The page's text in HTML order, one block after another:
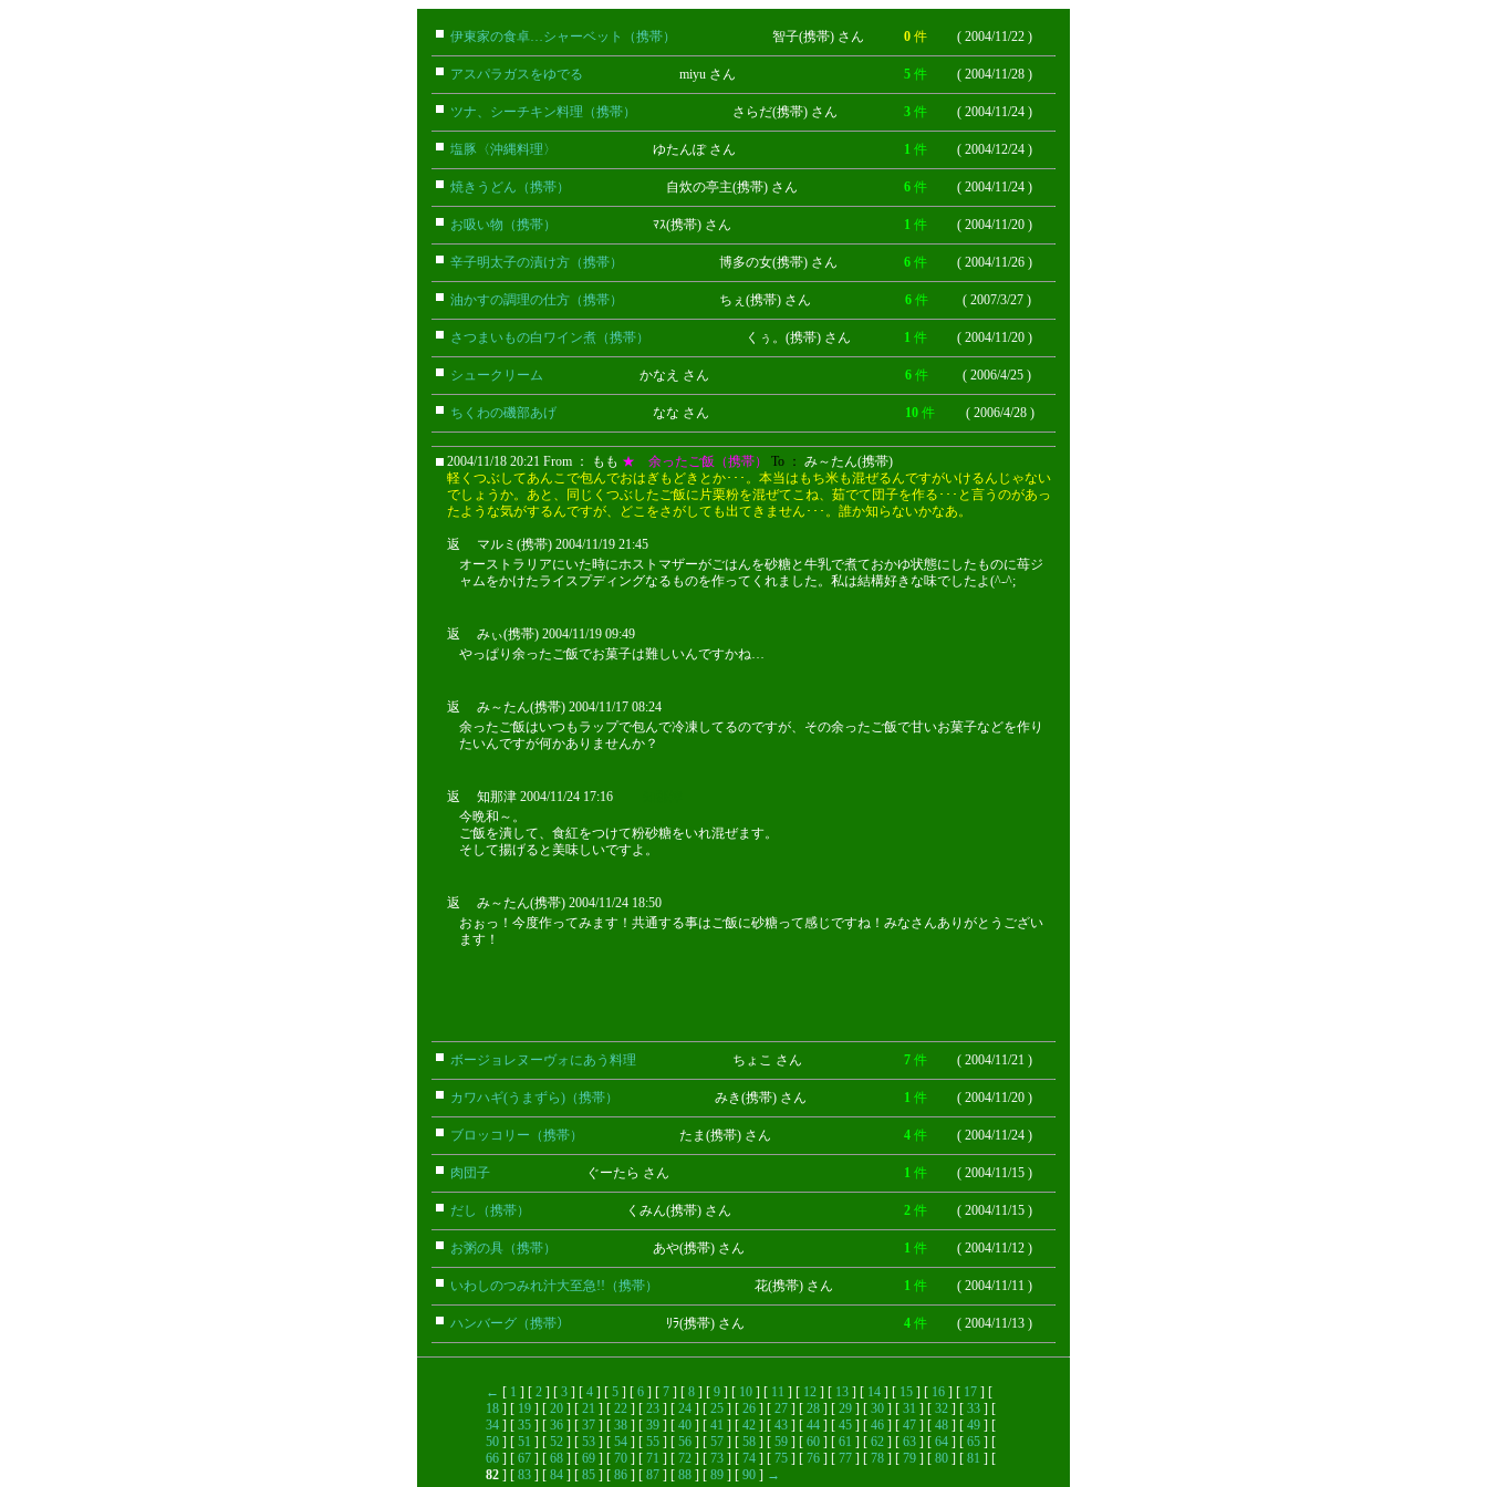
伊東家の食卓…シャーベット（携帯） 智子(携帯) さん 0件 ( 2004/11/22 )
アスパラガスをゆでる miyu さん 5件 ( 2004/11/28 )
ツナ、シーチキン料理（携帯） さらだ(携帯) さん 3件 ( 2004/11/24 )
塩豚〈沖縄料理〉 ゆたんぽ さん 1件 ( 2004/12/24 )
焼きうどん（携帯） 自炊の亭主(携帯) さん 6件 ( 2004/11/24 )
お吸い物（携帯） ﾏｽ(携帯) さん 1件 ( 2004/11/20 )
辛子明太子の漬け方（携帯） 博多の女(携帯) さん 6件 ( 2004/11/26 )
油かすの調理の仕方（携帯） ちぇ(携帯) さん 6 件 ( 2007/3/27 )
さつまいもの白ワイン煮（携帯） くぅ。(携帯) さん 1件 ( 2004/11/20 )
シュークリーム かなえ さん 6 件 ( 2006/4/25 )
ちくわの磯部あげ なな さん 10 件 ( 2006/4/28 )
2004/11/18 20:21 From ： もも ★ 余ったご飯（携帯） To ： み～たん(携帯)
軽くつぶしてあんこで包んでおはぎもどきとか･･･。本当はもち米も混ぜるんですがいけるんじゃない
でしょうか。あと、同じくつぶしたご飯に片栗粉を混ぜてこね、茹でて団子を作る･･･と言うのがあっ
たような気がするんですが、どこをさがしても出てきません･･･。誰か知らないかなあ。
返 マルミ(携帯) 2004/11/19 21:45
オーストラリアにいた時にホストマザーがごはんを砂糖と牛乳で煮ておかゆ状態にしたものに苺ジ
ャムをかけたライスプディングなるものを作ってくれました。私は結構好きな味でしたよ(^-^;
返 みぃ(携帯) 2004/11/19 09:49
やっぱり余ったご飯でお菓子は難しいんですかね…
返 み～たん(携帯) 2004/11/17 08:24
余ったご飯はいつもラップで包んで冷凍してるのですが、その余ったご飯で甘いお菓子などを作り
たいんですが何かありませんか？
返 知那津 2004/11/24 17:16
今晩和～。
ご飯を潰して、食紅をつけて粉砂糖をいれ混ぜます。
そして揚げると美味しいですよ。
返 み～たん(携帯) 2004/11/24 18:50
おぉっ！今度作ってみます！共通する事はご飯に砂糖って感じですね！みなさんありがとうござい
ます！
ボージョレヌーヴォにあう料理 ちょこ さん 7件 ( 2004/11/21 )
カワハギ(うまずら)（携帯） みき(携帯) さん 1件 ( 2004/11/20 )
ブロッコリー（携帯） たま(携帯) さん 4件 ( 2004/11/24 )
肉団子 ぐーたら さん 1件 ( 2004/11/15 )
だし（携帯） くみん(携帯) さん 2件 ( 2004/11/15 )
お粥の具（携帯） あや(携帯) さん 1件 ( 2004/11/12 )
いわしのつみれ汁大至急!!（携帯） 花(携帯) さん 1件 ( 2004/11/11 )
ハンバーグ（携帯） ﾘﾗ(携帯) さん 4件 ( 2004/11/13 )
← [ 1 ] [ 2 ] [ 3 ] [ 4 ] [ 5 ] [ 6 ] [ 7 ] [ 8 ] [ 9 ] [ 10 ] [ 11 ] [ 12 ] [ 13 ] [ 14 ] [ 15 ] [ 16 ] [ 17 ] [
18 ] [ 19 ] [ 20 ] [ 21 ] [ 22 ] [ 23 ] [ 24 ] [ 25 ] [ 26 ] [ 27 ] [ 28 ] [ 29 ] [ 30 ] [ 31 ] [ 32 ] [ 33 ] [
34 ] [ 35 ] [ 36 ] [ 37 ] [ 38 ] [ 39 ] [ 40 ] [ 41 ] [ 42 ] [ 43 ] [ 44 ] [ 45 ] [ 46 ] [ 47 ] [ 48 ] [ 49 ] [
50 ] [ 51 ] [ 52 ] [ 53 ] [ 54 ] [ 55 ] [ 56 ] [ 57 ] [ 58 ] [ 59 ] [ 60 ] [ 61 ] [ 62 ] [ 63 ] [ 64 ] [ 65 ] [
66 ] [ 67 ] [ 68 ] [ 69 ] [ 70 ] [ 71 ] [ 72 ] [ 73 ] [ 74 ] [ 75 ] [ 76 ] [ 77 ] [ 78 ] [ 79 ] [ 80 ] [ 81 ] [
82 ] [ 83 ] [ 84 ] [ 85 ] [ 86 ] [ 87 ] [ 88 ] [ 89 ] [ 90 ] →